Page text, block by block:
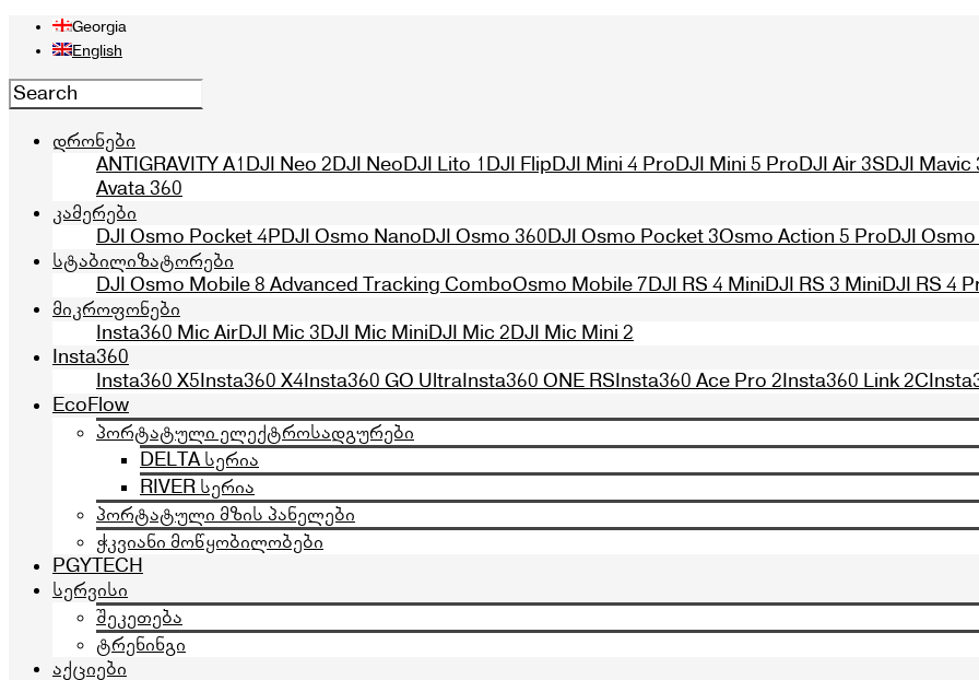
Georgia
English
დრონები
ANTIGRAVITY A1DJI Neo 2DJI NeoDJI Lito 1DJI FlipDJI Mini 4 ProDJI Mini 5 ProDJI Air 3SDJI Mavic
Avata 360
კამერები
DJI Osmo Pocket 4PDJI Osmo NanoDJI Osmo 360DJI Osmo Pocket 3Osmo Action 5 ProDJI
სტაბილიზატორები
DJI Osmo Mobile 8 Advanced Tracking ComboOsmo Mobile 7DJI RS 4 MiniDJI RS 3 MiniDJI RS 4
მიკროფონები
Insta360 Mic AirDJI Mic 3DJI Mic MiniDJI Mic 2DJI Mic Mini 2
Insta360
Insta360 X5Insta360 X4Insta360 GO UltraInsta360 ONE RSInsta360 Ace Pro 2Insta360 Link 2C
EcoFlow
პორტატული ელექტროსადგურები
DELTA სერია
RIVER სერია
პორტატული მზის პანელები
ჭკვიანი მოწყობილობები
PGYTECH
სერვისი
შეკეთება
ტრენინგი
აქციები